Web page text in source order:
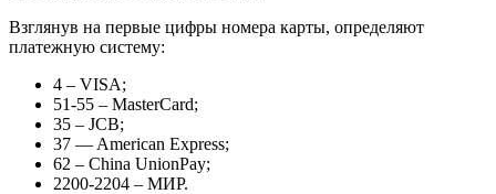
Взглянув на первые цифры номера карты, определяют
платежную систему:
4 – VISA;
51-55 – MasterCard;
35 – JCB;
37 — American Express;
62 – China UnionPay;
2200-2204 – МИР.